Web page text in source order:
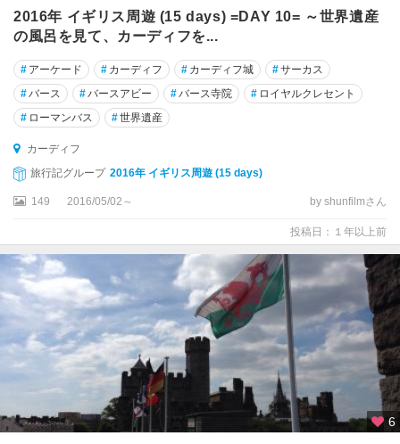
ル
ズ
ベ
リ
ー
ラ
ム
ダ
ビ
ー
チ
ス
チ
ェ
2016年 イギリス周遊 (15 days) =DAY 10= ～世界遺産
の風呂を見て、カーディフを...
# アーケード # カーディフ # カーディフ城 #サーカス
#バース #バースアビー #バース寺院 # ロイヤルクレセント
# ローマンバス #世界遺産
カーディフ
旅行記グループ 2016年 イギリス周遊 (15 days)
149 2016/05/02～ by shunfilmさん
投稿日：１年以上前
6